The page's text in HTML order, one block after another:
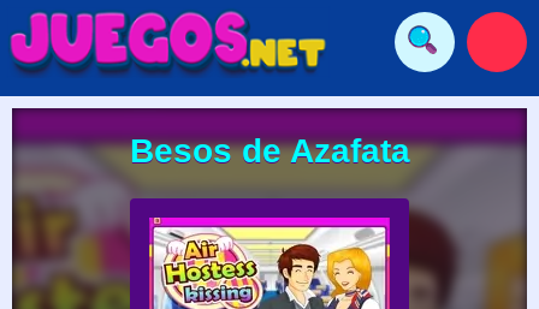
Besos de Azafata